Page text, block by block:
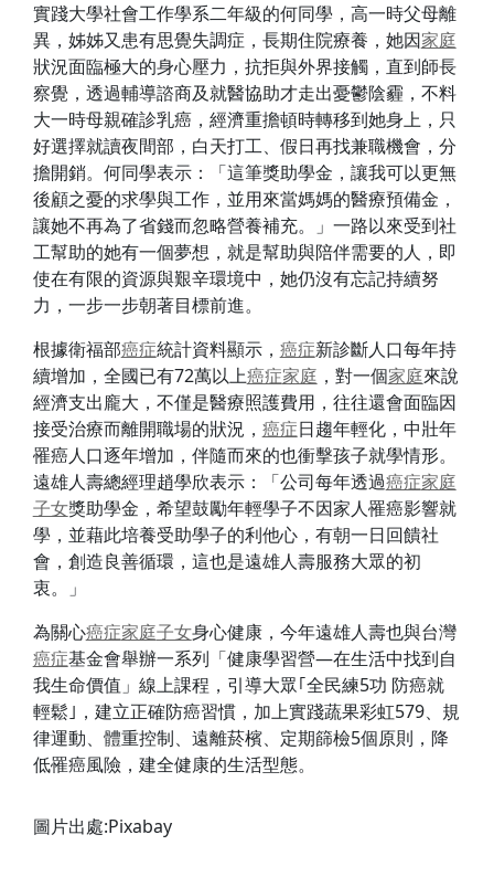
實踐大學社會工作學系二年級的何同學，高一時父母離
異，姊姊又患有思覺失調症，長期住院療養，她因家庭
狀況面臨極大的身心壓力，抗拒與外界接觸，直到師長
察覺，透過輔導諮商及就醫協助才走出憂鬱陰霾，不料
大一時母親確診乳癌，經濟重擔頓時轉移到她身上，只
好選擇就讀夜間部，白天打工、假日再找兼職機會，分
擔開銷。何同學表示：「這筆獎助學金，讓我可以更無
後顧之憂的求學與工作，並用來當媽媽的醫療預備金，
讓她不再為了省錢而忽略營養補充。」一路以來受到社
工幫助的她有一個夢想，就是幫助與陪伴需要的人，即
使在有限的資源與艱辛環境中，她仍沒有忘記持續努
力，一步一步朝著目標前進。
根據衛福部癌症統計資料顯示， 癌症新診斷人口每年持
續增加，全國已有72萬以上癌症家庭 ，對一個家庭來說
經濟支出龐大，不僅是醫療照護費用，往往還會面臨因
接受治療而離開職場的狀況， 癌症日趨年輕化，中壯年
罹癌人口逐年增加，伴隨而來的也衝擊孩子就學情形。
遠雄人壽總經理趙學欣表示：「公司每年透過癌症家庭
子女獎助學金，希望鼓勵年輕學子不因家人罹癌影響就
學，並藉此培養受助學子的利他心，有朝一日回饋社
會，創造良善循環，這也是遠雄人壽服務大眾的初
衷。」
為關心癌症家庭子女身心健康，今年遠雄人壽也與台灣
癌症基金會舉辦一系列「健康學習營—在生活中找到自
我生命價值」線上課程，引導大眾｢全民練5功 防癌就
輕鬆｣，建立正確防癌習慣，加上實踐蔬果彩虹579、規
律運動、體重控制、遠離菸檳、定期篩檢5個原則，降
低罹癌風險，建全健康的生活型態。
圖片出處:Pixabay